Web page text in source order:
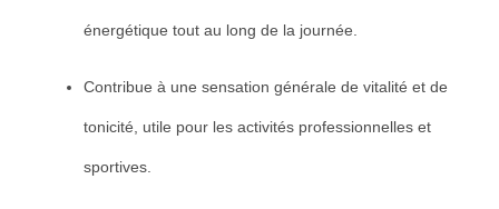
énergétique tout au long de la journée.
Contribue à une sensation générale de vitalité et de
tonicité, utile pour les activités professionnelles et
sportives.